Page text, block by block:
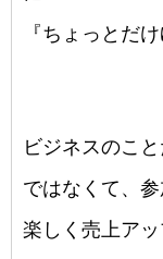
『ちょっとだ
ビジネスのこ
ではなくて、
楽しく売上アッ